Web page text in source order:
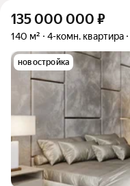
135 000 000 ₽
140 м² 4-комн. квартира
новостройка